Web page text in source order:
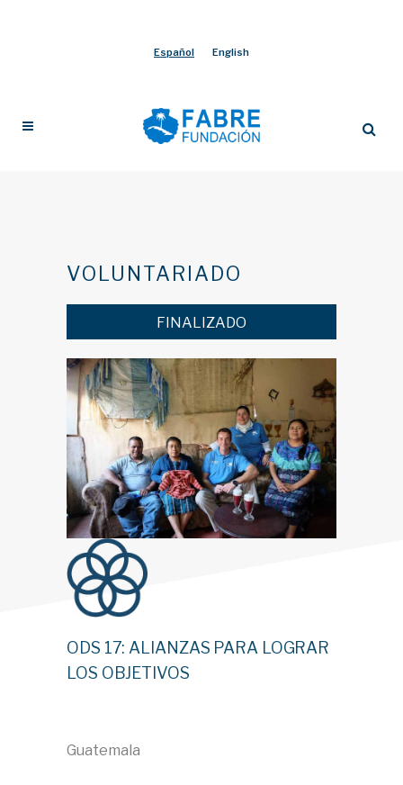
Español English
VOLUNTARIADO
FINALIZADO
ODS 17: ALIANZAS PARA LOGRAR
LOS OBJETIVOS
Guatemala